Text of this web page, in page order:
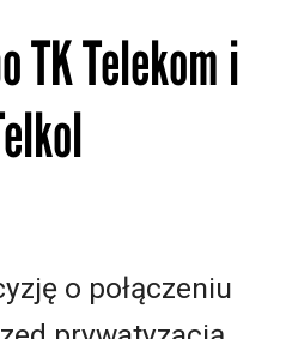
TK Telekom i
o połączeniu